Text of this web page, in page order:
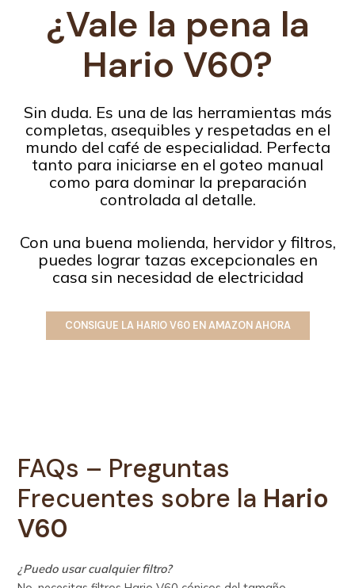
¿Vale la pena la
Hario V60?
Sin duda. Es una de las herramientas más
completas, asequibles y respetadas en el
mundo del café de especialidad. Perfecta
tanto para iniciarse en el goteo manual
como para dominar la preparación
controlada al detalle.
Con una buena molienda, hervidor y filtros,
puedes lograr tazas excepcionales en
casa sin necesidad de electricidad
CONSIGUE LA HARIO V60 EN AMAZON AHORA
FAQs – Preguntas
Frecuentes sobre la Hario
V60
¿Puedo usar cualquier filtro?